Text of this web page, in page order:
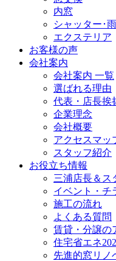
内窓
シャッター･
エクステリア
お客様の声
会社案内
会社案内 一覧
選ばれる理由
代表・店長挨
企業理念
会社概要
アクセスマッ
スタッフ紹介
お役立ち情報
三浦店長＆
イベント・チ
施工の流れ
よくある質問
賃貸・分譲の
住宅省エネ
先進的窓リノ